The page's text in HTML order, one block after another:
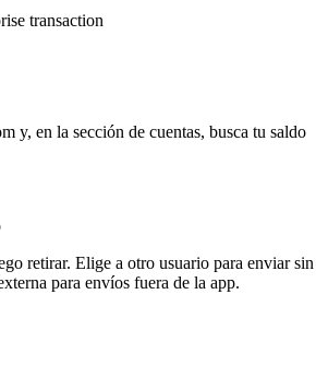
y, en la sección de cuentas, busca tu saldo
retirar. Elige a otro usuario para enviar sin
para envíos fuera de la app.